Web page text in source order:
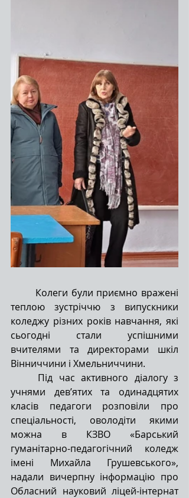
Колеги були приємно вражені
теплою зустріччю з випускники
коледжу різних років навчання, які
сьогодні стали успішними
вчителями та директорами шкіл
Вінниччини і Хмельниччини.
Під час активного діалогу з
учнями дев’ятих та одинадцятих
класів педагоги розповіли про
спеціальності, оволодіти якими
можна в КЗВО «Барський
гуманітарно-педагогічний коледж
імені Михайла Грушевського»,
надали вичерпну інформацію про
Обласний науковий ліцей-інтернат